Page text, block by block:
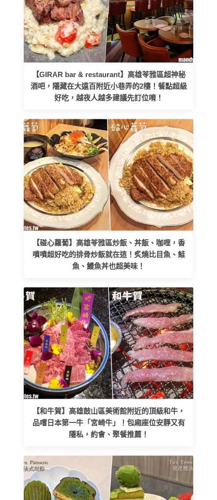
【GIRAR bar & restaurant】高雄苓雅區超神秘
酒吧，隱藏在大遠百附近小巷弄的2樓！餐點超級
好吃，越夜人越多建議先訂位唷！
【碰心蘿蔔】高雄苓雅區炒飯、丼飯、咖哩，香
噴噴超好吃的排骨炒飯就在這！炙燒比目魚、鮭
魚、鰻魚丼也超美味！
【和牛賀】高雄鼓山區美術館附近的頂級和牛，
品嚐日本第一牛「宮崎牛」！包廂座位安靜又有
隱私，約會、聚餐推薦！